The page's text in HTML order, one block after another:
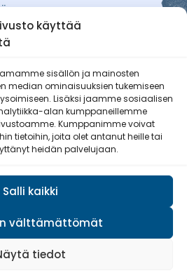
käyttää
sisällön ja mainosten
median ominaisuuksien tukemiseen
Lisäksi jaamme sosiaalisen
alan kumppaneillemme
Kumppanimme voivat
tietoihin, joita olet antanut heille tai
heidän palvelujaan.
Salli kaikki
välttämättömät
tiedot
Reserviläisnaiset